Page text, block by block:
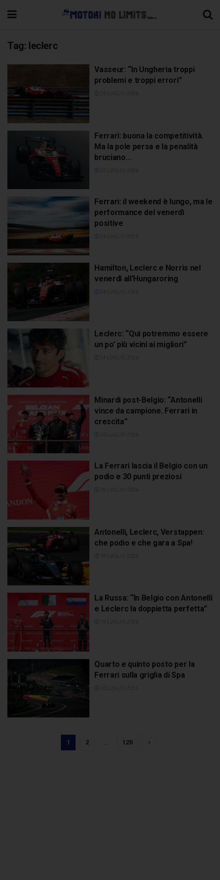
Tag: leclerc
Vasseur: “In Ungheria troppi
problemi e troppi errori”
Ferrari: buona la competitività.
Ma la pole persa e la penalità
bruciano…
Ferrari: il weekend è lungo, ma le
performance del venerdì
positive
Hamilton, Leclerc e Norris nel
venerdì all’Hungaroring
Leclerc: “Qui potremmo essere
un po’ più vicini ai migliori”
Minardi post-Belgio: “Antonelli
vince da campione. Ferrari in
crescita”
La Ferrari lascia il Belgio con un
podio e 30 punti preziosi
Antonelli, Leclerc, Verstappen:
che podio e che gara a Spa!
La Russa: “In Belgio con Antonelli
e Leclerc la doppietta perfetta”
Quarto e quinto posto per la
Ferrari sulla griglia di Spa
1 2 … 120